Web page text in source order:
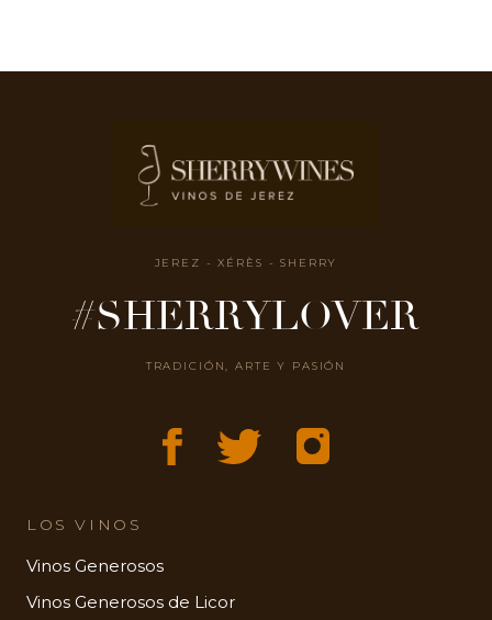
JEREZ - XÉRÈS - SHERRY
#SHERRYLOVER
TRADICIÓN, ARTE Y PASIÓN
LOS VINOS
Vinos Generosos
Vinos Generosos de Licor